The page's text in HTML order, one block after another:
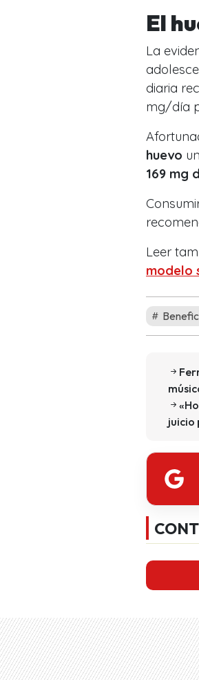
El
La
diaria
mg/día
huevo
169 mg
Leer
modelo
juicio